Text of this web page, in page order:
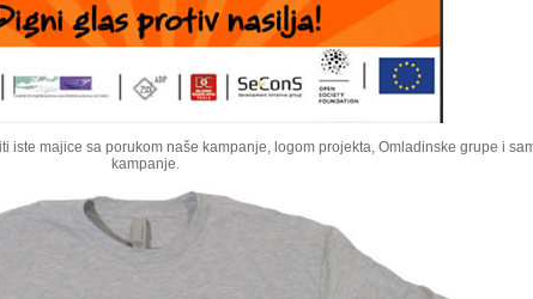
iste majice sa porukom naše kampanje, logom projekta, Omladinske grupe i
kampanje.